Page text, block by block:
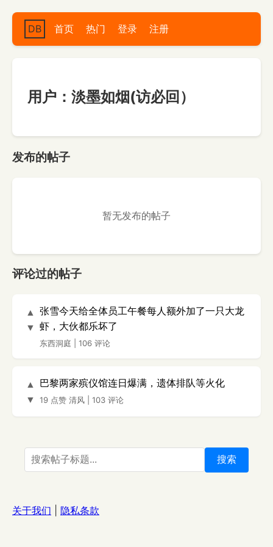
DB 首页 热门 登录 注册
用户：淡墨如烟(访必回）
发布的帖子
暂无发布的帖子
评论过的帖子
▲
▼
张雪今天给全体员工午餐每人额外加了一只大龙
虾，大伙都乐坏了
东西洞庭 106 评论
▲
▼
巴黎两家殡仪馆连日爆满，遗体排队等火化
19 点赞 清风 103 评论
搜索
关于我们 隐私条款